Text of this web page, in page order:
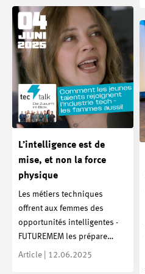
L’intelligence est de
mise, et non la force
physique
Les métiers techniques
offrent aux femmes des
opportunités intelligentes -
FUTUREMEM les prépare…
Article | 12.06.2025